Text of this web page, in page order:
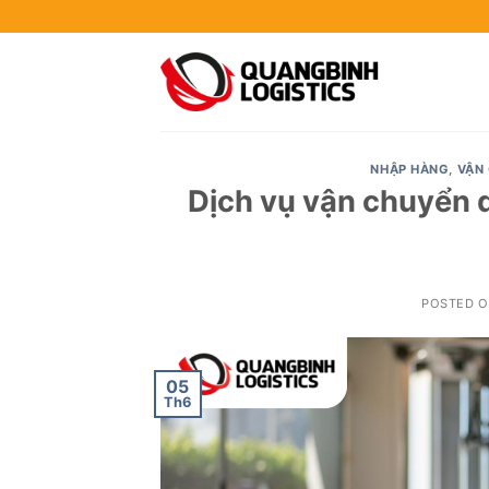
to
NHẬP HÀNG, VẬN
Dịch vụ vận chuyển
POSTED
05
Th6